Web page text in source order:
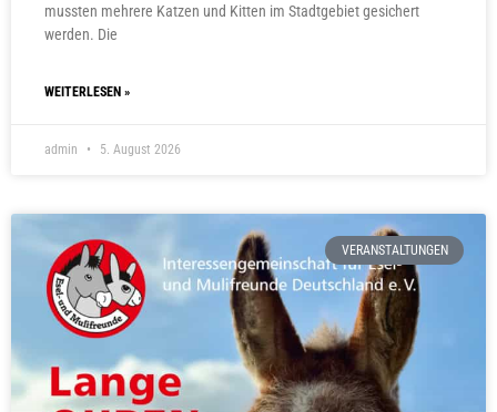
mussten mehrere Katzen und Kitten im Stadtgebiet gesichert
werden. Die
WEITERLESEN »
admin 5. August 2026
VERANSTALTUNGEN